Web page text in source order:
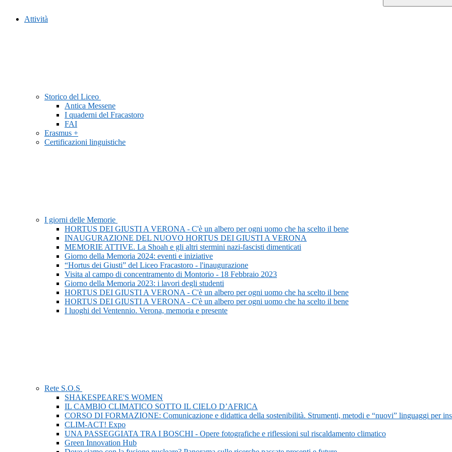
Attività
Storico del Liceo
Antica Messene
I quaderni del Fracastoro
FAI
Erasmus +
Certificazioni linguistiche
I giorni delle Memorie
HORTUS DEI GIUSTI A VERONA - C'è un albero per ogni uomo che ha scelto il bene
INAUGURAZIONE DEL NUOVO HORTUS DEI GIUSTI A VERONA
MEMORIE ATTIVE. La Shoah e gli altri stermini nazi-fascisti dimenticati
Giorno della Memoria 2024: eventi e iniziative
“Hortus dei Giusti” del Liceo Fracastoro - l'inaugurazione
Visita al campo di concentramento di Montorio - 18 Febbraio 2023
Giorno della Memoria 2023: i lavori degli studenti
HORTUS DEI GIUSTI A VERONA - C'è un albero per ogni uomo che ha scelto il bene
HORTUS DEI GIUSTI A VERONA - C'è un albero per ogni uomo che ha scelto il bene
I luoghi del Ventennio. Verona, memoria e presente
Rete S.O.S
SHAKESPEARE'S WOMEN
IL CAMBIO CLIMATICO SOTTO IL CIELO D’AFRICA
CORSO DI FORMAZIONE: Comunicazione e didattica della sostenibilità. Strumenti, metodi e “nuovi” linguaggi per
CLIM-ACT! Expo
UNA PASSEGGIATA TRA I BOSCHI - Opere fotografiche e riflessioni sul riscaldamento climatico
Green Innovation Hub